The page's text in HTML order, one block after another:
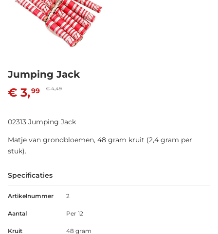
Jumping Jack
€ 3,99 € 4,49
02313 Jumping Jack
Matje van grondbloemen, 48 gram kruit (2,4 gram per
stuk).
Specificaties
Artikelnummer 2
Aantal Per 12
Kruit 48 gram